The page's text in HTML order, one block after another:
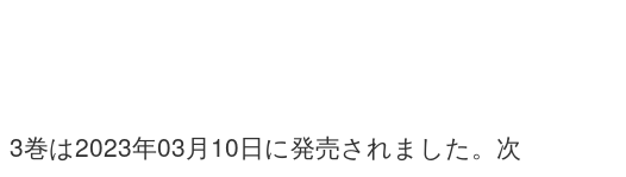
巻は2023年03月10日に発売されました。次